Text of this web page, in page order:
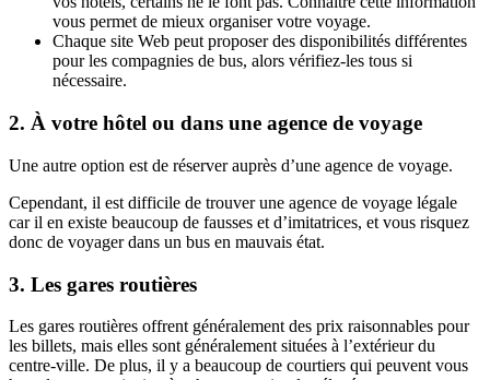
vous permet de mieux organiser votre voyage.
Chaque site Web peut proposer des disponibilités différentes
pour les compagnies de bus, alors vérifiez-les tous si
nécessaire.
2. À votre hôtel ou dans une agence de voyage
Une autre option est de réserver auprès d’une agence de voyage.
Cependant, il est difficile de trouver une agence de voyage légale
car il en existe beaucoup de fausses et d’imitatrices, et vous risquez
donc de voyager dans un bus en mauvais état.
3. Les gares routières
Les gares routières offrent généralement des prix raisonnables pour
les billets, mais elles sont généralement situées à l’extérieur du
centre-ville. De plus, il y a beaucoup de courtiers qui peuvent vous